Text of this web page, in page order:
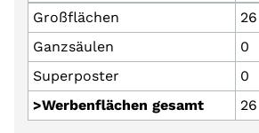
Großflächen
26
Ganzsäulen
0
Superposter
0
>Werbenflächen gesamt
26